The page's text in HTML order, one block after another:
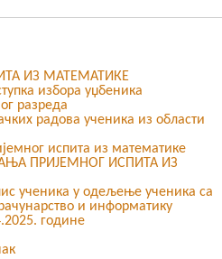
ИЗ МАТЕМАТИКЕ
избора уџбеника
разреда
радова ученика из области
испита из математике
ПРИЈЕМНОГ ИСПИТА ИЗ
ученика у одељење ученика са
и информатику
године